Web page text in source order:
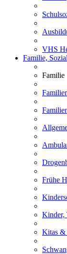
VHS
Familie,
Familie
Frühe
Kinder,
Kitas &